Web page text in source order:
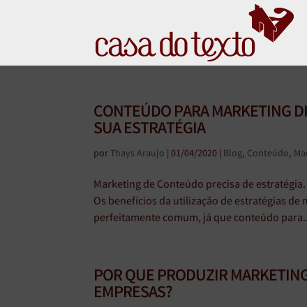
CONTEÚDO PARA MARKETING
SUA ESTRATÉGIA
porThays Araujo |01/04/2020 Blog, Conteúdo,
Marketing de Conteúdo precisa de
Os benefícios da utilização de estratégias de
perfeitamente comum, já que conteúdo
POR QUE PRODUZIR
EMPRESAS?